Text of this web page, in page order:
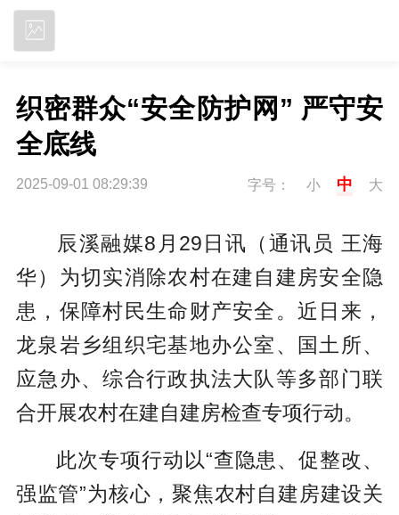
织密群众“安全防护网” 严守安
全底线
2025-09-01 08:29:39 字号： 小 中 大
辰溪融媒8月29日讯（通讯员 王海
华）为切实消除农村在建自建房安全隐
患，保障村民生命财产安全。近日来，
龙泉岩乡组织宅基地办公室、国土所、
应急办、综合行政执法大队等多部门联
合开展农村在建自建房检查专项行动。
此次专项行动以“查隐患、促整改、
强监管”为核心，聚焦农村自建房建设关